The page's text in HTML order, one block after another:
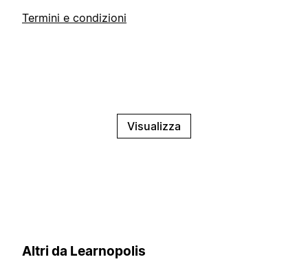
Termini e condizioni
Visualizza
Altri da Learnopolis